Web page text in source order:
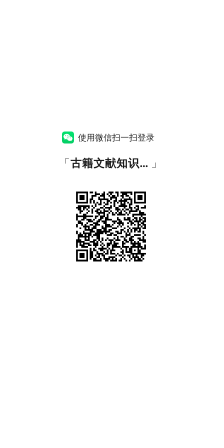
使用微信扫一扫登录
「 古籍文献知识图谱网 」